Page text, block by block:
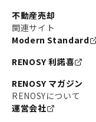
不動産売却
関連サイト
Modern Standard
RENOSY 利諾喜
RENOSY マガジン
RENOSYについて
運営会社